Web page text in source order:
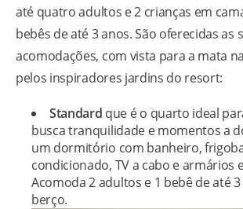
até quatro adultos e 2 crianças em
bebês de até 3 anos. São oferecidas as
acomodações, com vista para a mata
pelos inspiradores jardins do resort:
Standard que é o quarto ideal
busca tranquilidade e momentos a
um dormitório com banheiro,
condicionado, TV a cabo e armários
Acomoda 2 adultos e 1 bebê de até
berço.